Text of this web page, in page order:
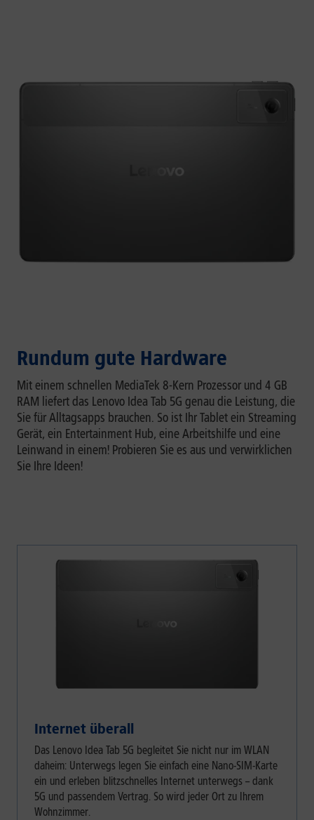
Rundum gute Hardware
Mit einem schnellen MediaTek 8-Kern Prozessor und 4 GB
RAM liefert das Lenovo Idea Tab 5G genau die Leistung, die
Sie für Alltagsapps brauchen. So ist Ihr Tablet ein Streaming
Gerät, ein Entertainment Hub, eine Arbeitshilfe und eine
Leinwand in einem! Probieren Sie es aus und verwirklichen
Sie Ihre Ideen!
Internet überall
Das Lenovo Idea Tab 5G begleitet Sie nicht nur im WLAN
daheim: Unterwegs legen Sie einfach eine Nano-SIM-Karte
ein und erleben blitzschnelles Internet unterwegs – dank
5G und passendem Vertrag. So wird jeder Ort zu Ihrem
Wohnzimmer.